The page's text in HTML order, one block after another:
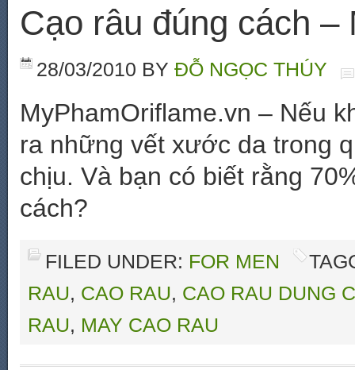
Cạo râu đúng cách
28/03/2010 BY ĐỖ NGỌC THÚY
MyPhamOriflame.vn – Nếu
ra những vết xước da trong
chịu. Và bạn có biết rằng
cách?
FILED UNDER: FOR MEN
RAU, CAO RAU, CAO RAU DUNG
RAU, MAY CAO RAU